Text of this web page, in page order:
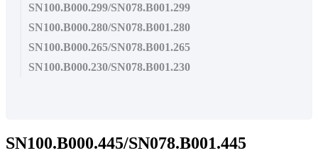
SN100.B000.299/SN078.B001.299
SN100.B000.280/SN078.B001.280
SN100.B000.265/SN078.B001.265
SN100.B000.230/SN078.B001.230
SN100.B000.445/SN078.B001.445